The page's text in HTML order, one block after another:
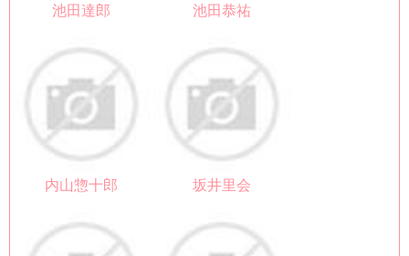
池田達郎 池田恭祐
内山惣十郎 坂井里会